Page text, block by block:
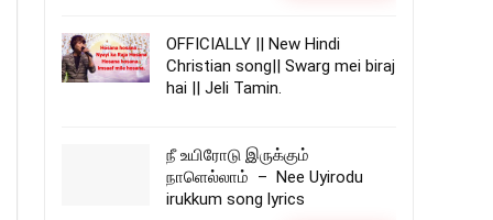
OFFICIALLY || New Hindi
Christian song|| Swarg mei biraj
hai || Jeli Tamin.
நீ உயிரோடு இருக்கும்
நாளெல்லாம் – Nee Uyirodu
irukkum song lyrics